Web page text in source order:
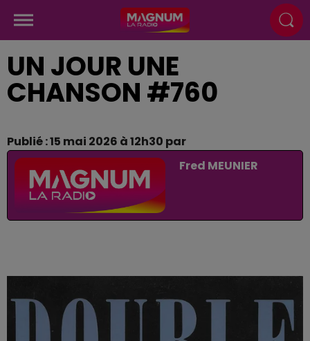
UN JOUR UNE
CHANSON #760
Publié : 15 mai 2026 à 12h30 par
Fred MEUNIER